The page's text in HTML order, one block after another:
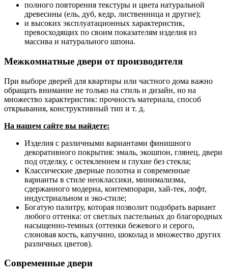
полного повторения текстуры и цвета натуральной
древесины (ель, дуб, кедр, лиственница и другие);
и высоких эксплуатационных характеристик,
превосходящих по своим показателям изделия из
массива и натурального шпона.
Межкомнатные двери от производителя
При выборе дверей для квартиры или частного дома важно
обращать внимание не только на стиль и дизайн, но на
множество характеристик: прочность материала, способ
открывания, конструктивный тип и т. д.
На нашем сайте вы найдете:
Изделия с различными вариантами финишного
декоративного покрытия: эмаль, экошпон, глянец, двери
под отделку, с остеклением и глухие без стекла;
Классические дверные полотна и современные
варианты в стиле неоклассики, минимализма,
сдержанного модерна, контемпорари, хай-тек, лофт,
индустриальном и эко-стиле;
Богатую палитру, которая позволит подобрать вариант
любого оттенка: от светлых пастельных до благородных
насыщенно-темных (оттенки бежевого и серого,
слоновая кость, капучино, шоколад и множество других
различных цветов).
Современные двери